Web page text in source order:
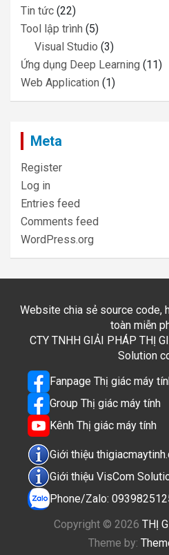
Tin tức (22)
Tool lập trình (5)
Visual Studio (3)
Ứng dụng Deep Learning (11)
Web Application (1)
Meta
Register
Log in
Entries feed
Comments feed
WordPress.org
Website chia sẻ source code,
toàn miễn
CTY TNHH GIẢI PHÁP THỊ
Solution
Fanpage Thị giác máy
Group Thị giác máy tính
Kênh Thị giác máy tính
Giới thiệu
Giới thiệu VisCom
Phone/Zalo:
Copyright © 2026 THỊ
Theme by: